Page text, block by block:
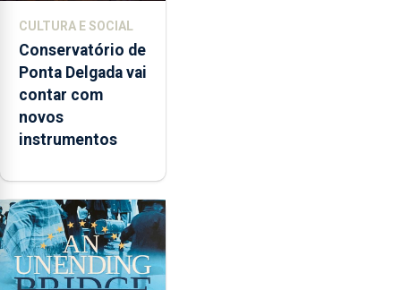
CULTURA E SOCIAL
Conservatório de
Ponta Delgada vai
contar com
novos
instrumentos